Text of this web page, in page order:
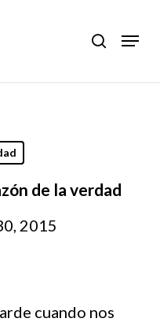
search
Menu
de la verdad
2015
cuando nos
Close